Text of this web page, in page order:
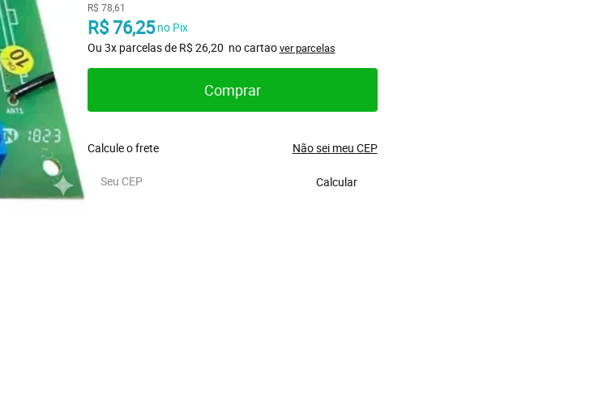
R$ 78,61
R$ 76,25 no Pix
Ou 3x parcelas de R$ 26,20 no cartaover parcelas
Comprar
Calcule o frete Não sei meu CEP
Calcular